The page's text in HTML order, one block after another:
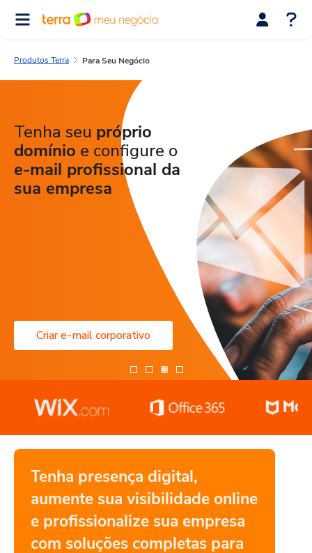
Produtos Terra Para Seu Negócio
Tenha seu próprio
domínio e configure o
e-mail profissional da
sua empresa
Criar e-mail corporativo
Tenha presença digital,
aumente sua visibilidade online
e profissionalize sua empresa
com soluções completas para